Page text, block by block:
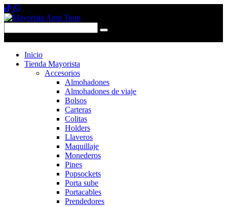
Inicio
Tienda Mayorista
Accesorios
Almohadones
Almohadones de viaje
Bolsos
Carteras
Colitas
Holders
Llaveros
Maquillaje
Monederos
Pines
Popsockets
Porta sube
Portacables
Prendedores